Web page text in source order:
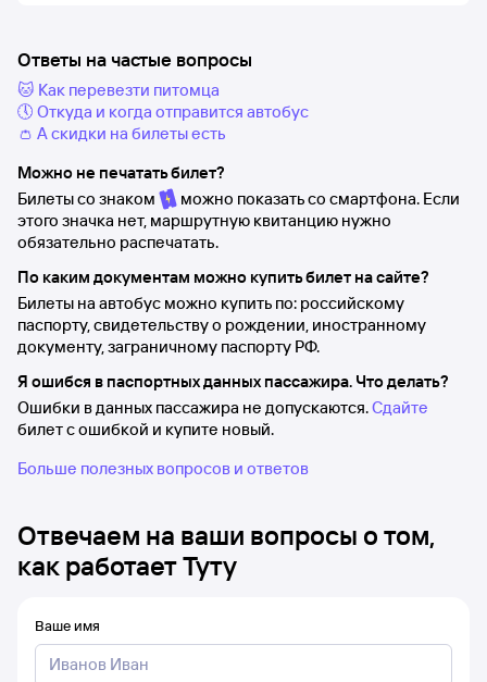
Ответы на частые вопросы
🐱 Как перевезти питомца
🕔 Откуда и когда отправится автобус
👛 А скидки на билеты есть
Можно не печатать билет?
Билеты со знаком
можно показать со смартфона. Если
этого значка нет, маршрутную квитанцию нужно
обязательно распечатать.
По каким документам можно купить билет на сайте?
Билеты на автобус можно купить по: российскому
паспорту, свидетельству о рождении, иностранному
документу, заграничному паспорту РФ.
Я ошибся в паспортных данных пассажира. Что делать?
Ошибки в данных пассажира не допускаются.Сдайте
билет с ошибкой и купите новый.
Больше полезных вопросов и ответов
Отвечаем на ваши вопросы о том,
как работает Туту
Ваше имя